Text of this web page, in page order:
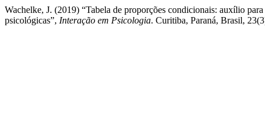
Wachelke, J. (2019) “Tabela de proporções condicionais: auxílio
psicológicas”, Interação em Psicologia. Curitiba, Paraná, Brasil,